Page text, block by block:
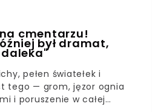
cmentarzu!
był dramat,
daleka"
pełen światełek i
tego — grom, jęzor ognia
i poruszenie w całej